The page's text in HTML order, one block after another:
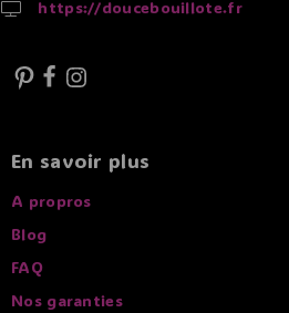
https://doucebouillote.fr
En savoir plus
A propros
Blog
FAQ
Nos garanties